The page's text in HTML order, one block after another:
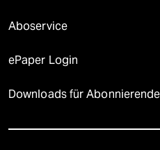
Aboservice
ePaper Login
Downloads für Abonnierende